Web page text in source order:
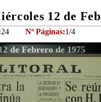
12 de
24 Nº Páginas:1/4
de Febrero de 1975